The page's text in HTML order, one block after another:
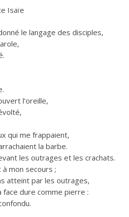
Isaïe
le langage des disciples,
l’oreille,
qui me frappaient,
la barbe.
les outrages et les crachats.
mon secours ;
atteint par les outrages,
face dure comme pierre :